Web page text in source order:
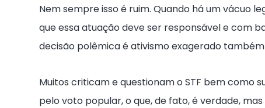
Nem sempre isso é ruim. Quando há um vácuo
que essa atuação deve ser responsável e com
decisão polêmica é ativismo exagerado
Muitos criticam e questionam o STF bem como
pelo voto popular, o que, de fato, é verdade,